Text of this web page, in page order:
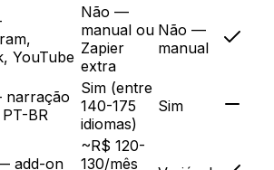
YouTube
Não —
manual ou
Zapier
extra
Não —
manual
narração
BR
Sim (entre
140-175
idiomas)
Sim
add-on
~R$ 120-
130/mês